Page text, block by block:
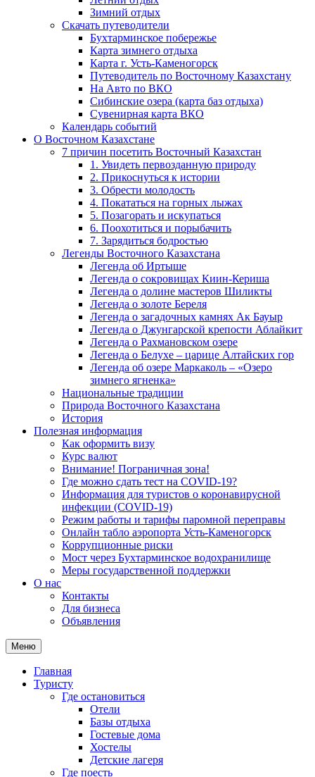
Зимний отдых
Скачать путеводители
Бухтарминское побережье
Карта зимнего отдыха
Карта г. Усть-Каменогорск
Путеводитель по Восточному Казахстану
На Авто по ВКО
Сибинские озера (карта баз отдыха)
Сувенирная карта ВКО
Календарь событий
О Восточном Казахстане
7 причин посетить Восточный Казахстан
1. Увидеть первозданную природу
2. Прикоснуться к истории
3. Обрести молодость
4. Покататься на горных лыжах
5. Позагорать и искупаться
6. Поохотиться и порыбачить
7. Зарядиться бодростью
Легенды Восточного Казахстана
Легенда об Иртыше
Легенда о сокровищах Киин-Кериша
Легенда о долине мастеров Шиликты
Легенда о золоте Береля
Легенда о загадочных камнях Ак Бауыр
Легенда о Джунгарской крепости Аблайкит
Легенда о Рахмановском озере
Легенда о Белухе – царице Алтайских гор
Легенда об озере Маркаколь – «Озеро
зимнего ягненка»
Национальные традиции
Природа Восточного Казахстана
История
Полезная информация
Как оформить визу
Курс валют
Внимание! Пограничная зона!
Где можно сдать тест на COVID-19?
Информация для туристов о коронавирусной
инфекции (COVID-19)
Режим работы и тарифы паромной переправы
Онлайн табло аэропорта Усть-Каменогорск
Коррупционные риски
Мост через Бухтарминское водохранилище
Меры государственной поддержки
О нас
Контакты
Для бизнеса
Объявления
Меню
Главная
Туристу
Где остановиться
Отели
Базы отдыха
Гостевые дома
Хостелы
Детские лагеря
Где поесть